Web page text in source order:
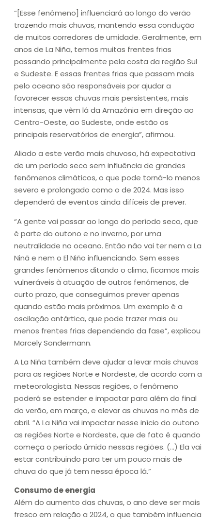
“[Esse fenômeno] influenciará ao longo do verão
trazendo mais chuvas, mantendo essa condução
de muitos corredores de umidade. Geralmente, em
anos de La Niña, temos muitas frentes frias
passando principalmente pela costa da região Sul
e Sudeste. E essas frentes frias que passam mais
pelo oceano são responsáveis por ajudar a
favorecer essas chuvas mais persistentes, mais
intensas, que vêm lá da Amazônia em direção ao
Centro-Oeste, ao Sudeste, onde estão os
principais reservatórios de energia”, afirmou.
Aliado a este verão mais chuvoso, há expectativa
de um período seco sem influência de grandes
fenômenos climáticos, o que pode torná-lo menos
severo e prolongado como o de 2024. Mas isso
dependerá de eventos ainda difíceis de prever.
“A gente vai passar ao longo do período seco, que
é parte do outono e no inverno, por uma
neutralidade no oceano. Então não vai ter nem a La
Ninã e nem o El Niño influenciando. Sem esses
grandes fenômenos ditando o clima, ficamos mais
vulneráveis à atuação de outros fenômenos, de
curto prazo, que conseguimos prever apenas
quando estão mais próximos. Um exemplo é a
oscilação antártica, que pode trazer mais ou
menos frentes frias dependendo da fase”, explicou
Marcely Sondermann.
A La Niña também deve ajudar a levar mais chuvas
para as regiões Norte e Nordeste, de acordo com a
meteorologista. Nessas regiões, o fenômeno
poderá se estender e impactar para além do final
do verão, em março, e elevar as chuvas no mês de
abril. “A La Niña vai impactar nesse início do outono
as regiões Norte e Nordeste, que de fato é quando
começa o período úmido nessas regiões. (…) Ela vai
estar contribuindo para ter um pouco mais de
chuva do que já tem nessa época lá.”
Consumo de energia
Além do aumento das chuvas, o ano deve ser mais
fresco em relação a 2024, o que também influencia